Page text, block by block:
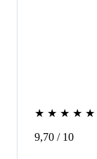
★ ★ ★ ★ ★
9,70 / 10